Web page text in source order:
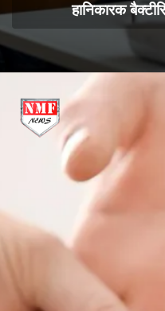
हानिकारक